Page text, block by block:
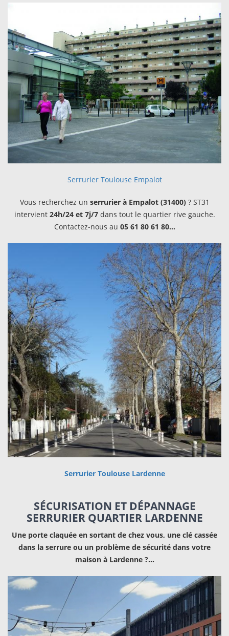
Serrurier Toulouse Empalot
Vous recherchez un serrurier à Empalot (31400)? ST31
intervient 24h/24 et 7j/7dans tout le quartier rive gauche.
Contactez-nous au 05 61 80 61 80…
Serrurier Toulouse Lardenne
SÉCURISATION ET DÉPANNAGE
SERRURIER QUARTIER LARDENNE
Une porte claquée en sortant de chez vous, une clé cassée
dans la serrure ou un problème de sécurité dans votre
maison à Lardenne ?…